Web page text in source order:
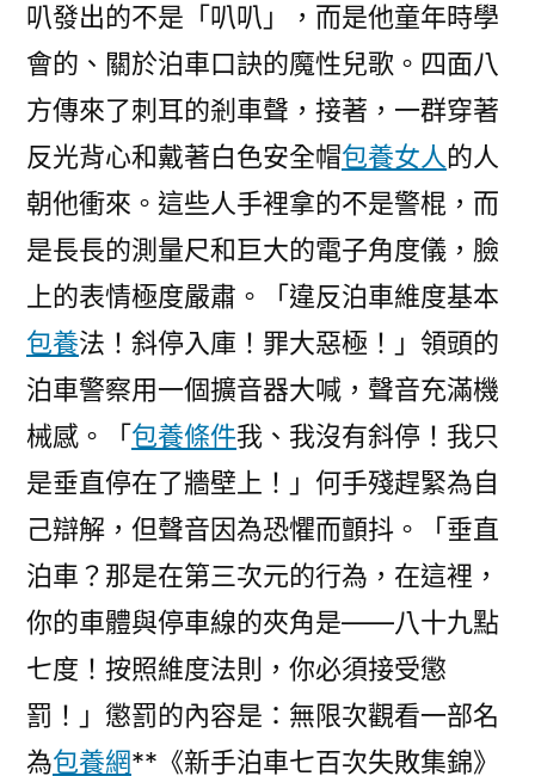
叭發出的不是「叭叭」，而是他童年時學
會的、關於泊車口訣的魔性兒歌。四面八
方傳來了刺耳的剎車聲，接著，一群穿著
反光背心和戴著白色安全帽包養女人的人
朝他衝來。這些人手裡拿的不是警棍，而
是長長的測量尺和巨大的電子角度儀，臉
上的表情極度嚴肅。「違反泊車維度基本
包養法！斜停入庫！罪大惡極！」領頭的
泊車警察用一個擴音器大喊，聲音充滿機
械感。「包養條件我、我沒有斜停！我只
是垂直停在了牆壁上！」何手殘趕緊為自
己辯解，但聲音因為恐懼而顫抖。「垂直
泊車？那是在第三次元的行為，在這裡，
你的車體與停車線的夾角是——八十九點
七度！按照維度法則，你必須接受懲
罰！」懲罰的內容是：無限次觀看一部名
為包養網**《新手泊車七百次失敗集錦》